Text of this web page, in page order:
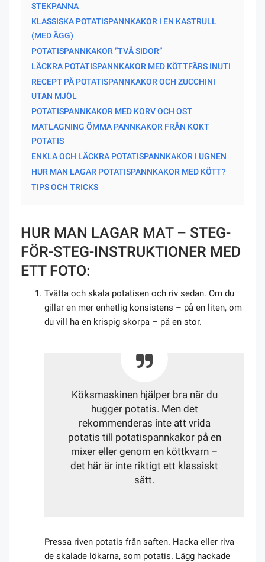
STEKPANNA
KLASSISKA POTATISPANNKAKOR I EN KASTRULL
(MED ÄGG)
POTATISPANNKAKOR ”TVÅ SIDOR”
LÄCKRA POTATISPANNKAKOR MED KÖTTFÄRS INUTI
RECEPT PÅ POTATISPANNKAKOR OCH ZUCCHINI
UTAN MJÖL
POTATISPANNKAKOR MED KORV OCH OST
MATLAGNING ÖMMA PANNKAKOR FRÅN KOKT
POTATIS
ENKLA OCH LÄCKRA POTATISPANNKAKOR I UGNEN
HUR MAN LAGAR POTATISPANNKAKOR MED KÖTT?
TIPS OCH TRICKS
HUR MAN LAGAR MAT – STEG-
FÖR-STEG-INSTRUKTIONER MED
ETT FOTO:
Tvätta och skala potatisen och riv sedan. Om du
gillar en mer enhetlig konsistens – på en liten, om
du vill ha en krispig skorpa – på en stor.
Köksmaskinen hjälper bra när du
hugger potatis. Men det
rekommenderas inte att vrida
potatis till potatispannkakor på en
mixer eller genom en köttkvarn –
det här är inte riktigt ett klassiskt
sätt.
Pressa riven potatis från saften. Hacka eller riva
de skalade lökarna, som potatis. Lägg hackade